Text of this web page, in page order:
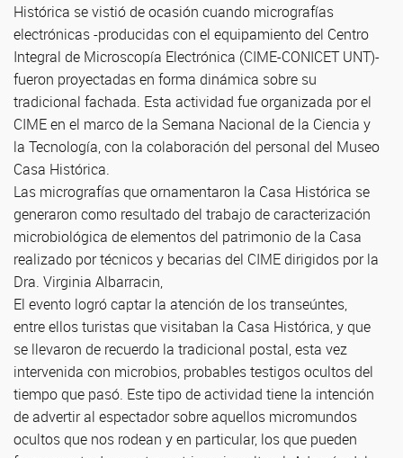
Histórica se vistió de ocasión cuando micrografías
electrónicas -producidas con el equipamiento del Centro
Integral de Microscopía Electrónica (CIME-CONICET UNT)-
fueron proyectadas en forma dinámica sobre su
tradicional fachada. Esta actividad fue organizada por el
CIME en el marco de la Semana Nacional de la Ciencia y
la Tecnología, con la colaboración del personal del Museo
Casa Histórica.
Las micrografías que ornamentaron la Casa Histórica se
generaron como resultado del trabajo de caracterización
microbiológica de elementos del patrimonio de la Casa
realizado por técnicos y becarias del CIME dirigidos por la
Dra. Virginia Albarracin,
El evento logró captar la atención de los transeúntes,
entre ellos turistas que visitaban la Casa Histórica, y que
se llevaron de recuerdo la tradicional postal, esta vez
intervenida con microbios, probables testigos ocultos del
tiempo que pasó. Este tipo de actividad tiene la intención
de advertir al espectador sobre aquellos micromundos
ocultos que nos rodean y en particular, los que pueden